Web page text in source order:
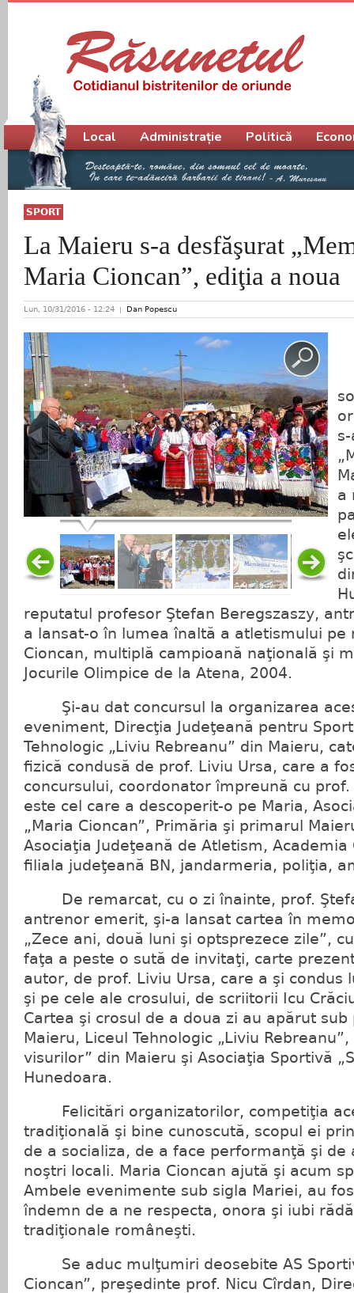
SPORT
La Maieru s-a desfăşurat
Maria Cioncan”, ediţia a noua
Lun, 10/31/2016 - 12:24 Dan Popescu
a
reputatul profesor Ştefan Beregszaszy,
a lansat-o în lumea înaltă a atletismului pe
Cioncan, multiplă campioană naţională şi
Jocurile Olimpice de la Atena, 2004.
Şi-au dat concursul la organizarea
eveniment, Direcţia Judeţeană pentru
Tehnologic „Liviu Rebreanu” din Maieru,
fizică condusă de prof. Liviu Ursa, care a
concursului, coordonator împreună cu prof.
este cel care a descoperit-o pe Maria,
„Maria Cioncan”, Primăria şi primarul
Asociaţia Judeţeană de Atletism, Academia
filiala judeţeană BN, jandarmeria, poliţia,
De remarcat, cu o zi înainte, prof.
antrenor emerit, şi-a lansat cartea în
„Zece ani, două luni şi optsprezece zile”,
faţa a peste o sută de invitaţi, carte
autor, de prof. Liviu Ursa, care a şi condus
şi pe cele ale crosului, de scriitorii Icu
Cartea şi crosul de a doua zi au apărut
Maieru, Liceul Tehnologic „Liviu
visurilor” din Maieru şi Asociaţia Sportivă
Hunedoara.
Felicitări organizatorilor, competiţia
tradiţională şi bine cunoscută, scopul ei
de a socializa, de a face performanţă şi de
noştri locali. Maria Cioncan ajută şi acum
Ambele evenimente sub sigla Mariei, au
îndemn de a ne respecta, onora şi iubi
tradiţionale româneşti.
Se aduc mulţumiri deosebite AS
Cioncan”, preşedinte prof. Nicu Cîrdan,
Meniu principal
Local Administrație Politică